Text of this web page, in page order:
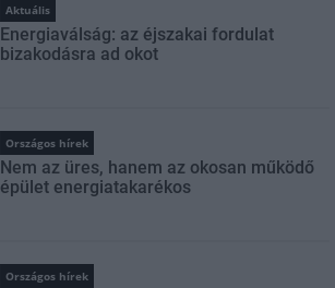
Aktuális
Energiaválság: az éjszakai fordulat
bizakodásra ad okot
Országos hírek
Nem az üres, hanem az okosan működő
épület energiatakarékos
Országos hírek